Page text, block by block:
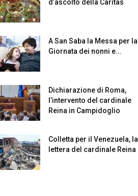
d’ascolto della Caritas
A San Saba la Messa per la
Giornata dei nonni e...
Dichiarazione di Roma,
l’intervento del cardinale
Reina in Campidoglio
Colletta per il Venezuela, la
lettera del cardinale Reina